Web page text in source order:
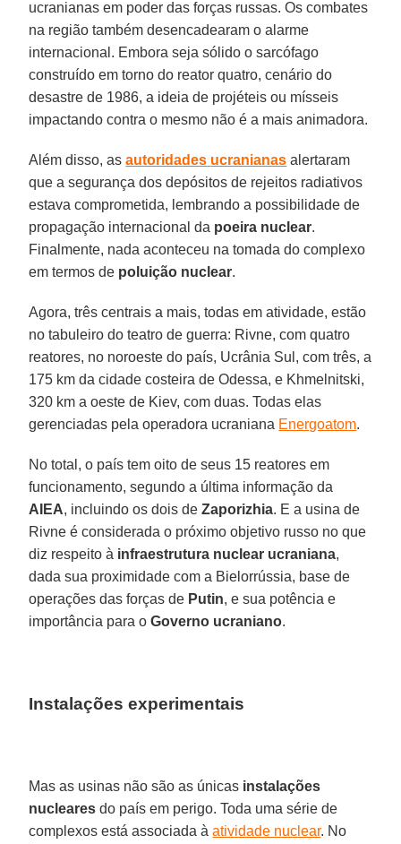
ucranianas em poder das forças russas. Os combates
na região também desencadearam o alarme
internacional. Embora seja sólido o sarcófago
construído em torno do reator quatro, cenário do
desastre de 1986, a ideia de projéteis ou mísseis
impactando contra o mesmo não é a mais animadora.
Além disso, asautoridades ucranianas alertaram
que a segurança dos depósitos de rejeitos radiativos
estava comprometida, lembrando a possibilidade de
propagação internacional da poeira nuclear.
Finalmente, nada aconteceu na tomada do complexo
em termos de poluição nuclear.
Agora, três centrais a mais, todas em atividade, estão
no tabuleiro do teatro de guerra: Rivne, com quatro
reatores, no noroeste do país, Ucrânia Sul, com três, a
175 km da cidade costeira de Odessa, e Khmelnitski,
320 km a oeste de Kiev, com duas. Todas elas
gerenciadas pela operadora ucraniana Energoatom.
No total, o país tem oito de seus 15 reatores em
funcionamento, segundo a última informação da
AIEA, incluindo os dois deZaporizhia. E a usina de
Rivne é considerada o próximo objetivo russo no que
diz respeito à infraestrutura nuclear ucraniana,
dada sua proximidade com a Bielorrússia, base de
operações das forças de Putin, e sua potência e
importância para oGoverno ucraniano.
Instalações experimentais
Mas as usinas não são as únicas instalações
nucleares do país em perigo. Toda uma série de
complexos está associada àatividade nuclear. No